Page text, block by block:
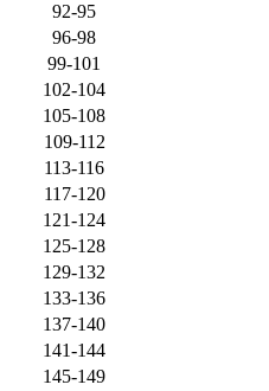
92-95
96-98
99-101
102-104
105-108
109-112
113-116
117-120
121-124
125-128
129-132
133-136
137-140
141-144
145-149